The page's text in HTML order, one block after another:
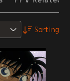
Sorting